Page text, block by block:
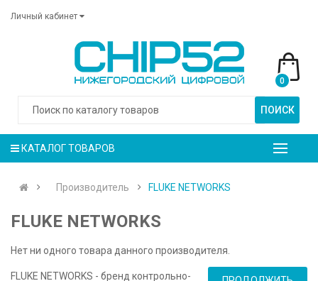
Личный кабинет
ПОИСК
0
КАТАЛОГ ТОВАРОВ
Производитель FLUKE NETWORKS
FLUKE NETWORKS
Нет ни одного товара данного производителя.
FLUKE NETWORKS - бренд контрольно-